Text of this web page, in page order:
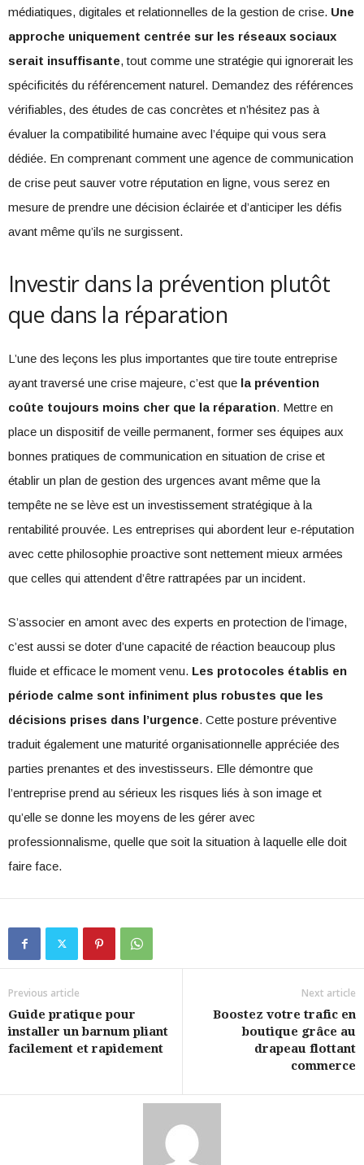
médiatiques, digitales et relationnelles de la gestion de crise. Une
approche uniquement centrée sur les réseaux sociaux
serait insuffisante, tout comme une stratégie qui ignorerait les
spécificités du référencement naturel. Demandez des références
vérifiables, des études de cas concrètes et n’hésitez pas à
évaluer la compatibilité humaine avec l’équipe qui vous sera
dédiée. En comprenant comment une agence de communication
de crise peut sauver votre réputation en ligne, vous serez en
mesure de prendre une décision éclairée et d’anticiper les défis
avant même qu’ils ne surgissent.
Investir dans la prévention plutôt
que dans la réparation
L’une des leçons les plus importantes que tire toute entreprise
ayant traversé une crise majeure, c’est que la prévention
coûte toujours moins cher que la réparation. Mettre en
place un dispositif de veille permanent, former ses équipes aux
bonnes pratiques de communication en situation de crise et
établir un plan de gestion des urgences avant même que la
tempête ne se lève est un investissement stratégique à la
rentabilité prouvée. Les entreprises qui abordent leur e-réputation
avec cette philosophie proactive sont nettement mieux armées
que celles qui attendent d’être rattrapées par un incident.
S’associer en amont avec des experts en protection de l’image,
c’est aussi se doter d’une capacité de réaction beaucoup plus
fluide et efficace le moment venu. Les protocoles établis en
période calme sont infiniment plus robustes que les
décisions prises dans l’urgence. Cette posture préventive
traduit également une maturité organisationnelle appréciée des
parties prenantes et des investisseurs. Elle démontre que
l’entreprise prend au sérieux les risques liés à son image et
qu’elle se donne les moyens de les gérer avec
professionnalisme, quelle que soit la situation à laquelle elle doit
faire face.
Previous article
Guide pratique pour
installer un barnum pliant
facilement et rapidement
Next article
Boostez votre trafic en
boutique grâce au
drapeau flottant
commerce